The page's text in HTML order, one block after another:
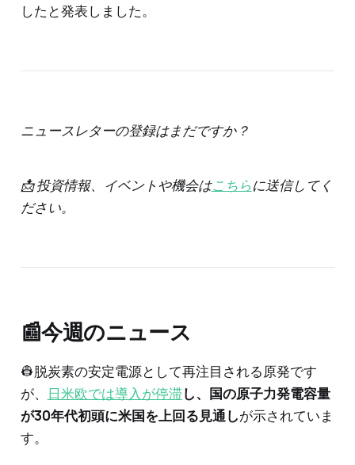
したと発表しました。
ニュースレターの登録はまだですか？
📩 投資情報、イベントや機会はこちらに送信してく
ださい。
📰今週のニュース
👷脱炭素の安定電源として再注目される原発です
が、
日米欧では導入が停滞し、国の原子力発電容量
が30年代初頭に米国を上回る見通しが示されていま
す。